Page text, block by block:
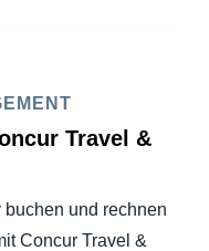
Travel &
und rechnen
Concur Travel &